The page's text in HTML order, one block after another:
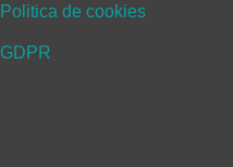
Politica de cookies
GDPR